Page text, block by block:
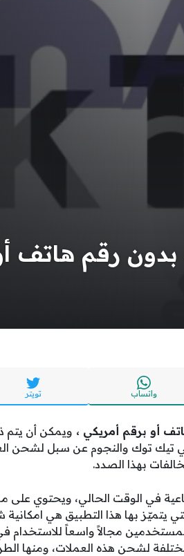
رقم هاتف
واتساب تويتر
أو برقم أمريكي ، ويمكن أن
توك والنجوم عن سبل لشحن
بهذا الصدد.
في الوقت الحالي، ويحتوي
يتميّز بها هذا التطبيق هي
مجالاً واسعاً للاستخدام
لشحن هذه العملات، ومنها